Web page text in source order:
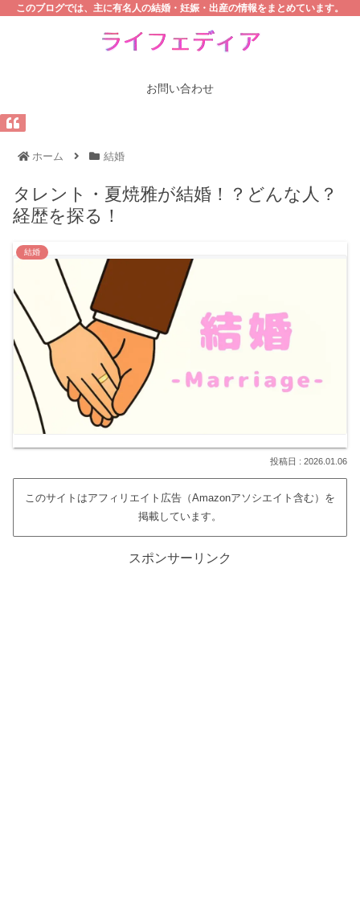
このブログでは、主に有名人の結婚・妊娠・出産の情報をまとめています。
お問い合わせ
ホーム 結婚
タレント・夏焼雅が結婚！？どんな人？
経歴を探る！
結婚
2026.01.06
このサイトはアフィリエイト広告（Amazonアソシエイト含む）を
掲載しています。
スポンサーリンク